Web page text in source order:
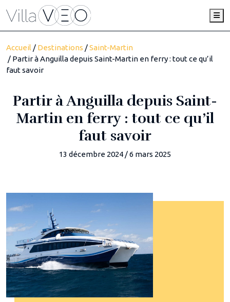
Accueil / Destinations /Saint-Martin
/ Partir à Anguilla depuis Saint-Martin en ferry : tout ce qu’il
faut savoir
Partir à Anguilla depuis Saint-
Martin en ferry : tout ce qu’il
faut savoir
13 décembre 2024 /6 mars 2025